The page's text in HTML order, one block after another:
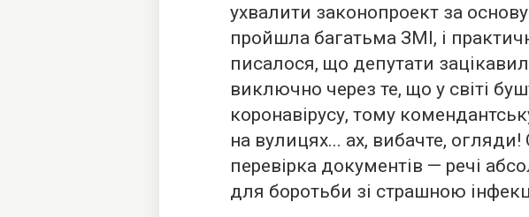
ухвалити законопроект за
пройшла багатьма ЗМІ, і
писалося, що депутати
виключно через те, що у світі
коронавірусу, тому
на вулицях... ах, вибачте, огляди!
перевірка документів — речі
для боротьби зі страшною